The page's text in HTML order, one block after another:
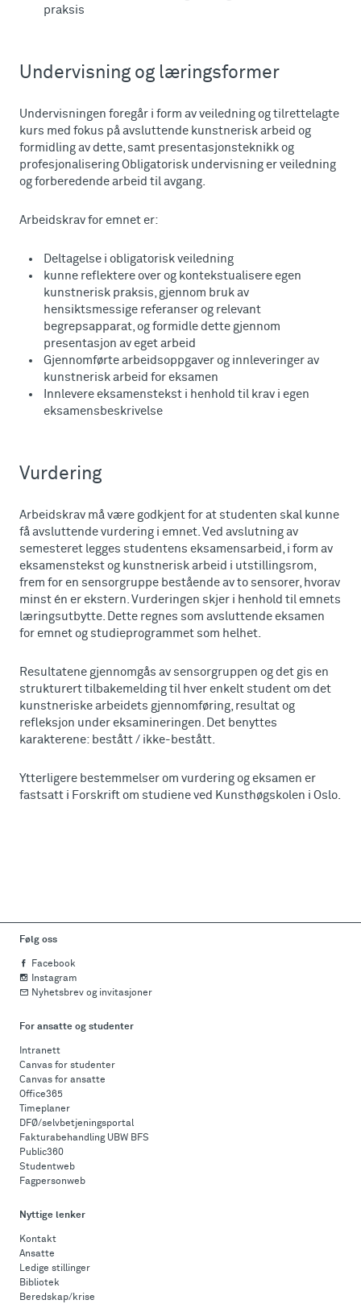
praksis
Undervisning og læringsformer
Undervisningen foregår i form av veiledning og tilrettelagte
kurs med fokus på avsluttende kunstnerisk arbeid og
formidling av dette, samt presentasjonsteknikk og
profesjonalisering Obligatorisk undervisning er veiledning
og forberedende arbeid til avgang.
Arbeidskrav for emnet er:
Deltagelse i obligatorisk veiledning
kunne reflektere over og kontekstualisere egen
kunstnerisk praksis, gjennom bruk av
hensiktsmessige referanser og relevant
begrepsapparat, og formidle dette gjennom
presentasjon av eget arbeid
Gjennomførte arbeidsoppgaver og innleveringer av
kunstnerisk arbeid for eksamen
Innlevere eksamenstekst i henhold til krav i egen
eksamensbeskrivelse
Vurdering
Arbeidskrav må være godkjent for at studenten skal kunne
få avsluttende vurdering i emnet. Ved avslutning av
semesteret legges studentens eksamensarbeid, i form av
eksamenstekst og kunstnerisk arbeid i utstillingsrom,
frem for en sensorgruppe bestående av to sensorer, hvorav
minst én er ekstern. Vurderingen skjer i henhold til emnets
læringsutbytte. Dette regnes som avsluttende eksamen
for emnet og studieprogrammet som helhet.
Resultatene gjennomgås av sensorgruppen og det gis en
strukturert tilbakemelding til hver enkelt student om det
kunstneriske arbeidets gjennomføring, resultat og
refleksjon under eksamineringen. Det benyttes
karakterene: bestått / ikke-bestått.
Ytterligere bestemmelser om vurdering og eksamen er
fastsatt i Forskrift om studiene ved Kunsthøgskolen i Oslo.
Følg oss
Facebook
Instagram
Nyhetsbrev og invitasjoner
For ansatte og studenter
Intranett
Canvas for studenter
Canvas for ansatte
Office365
Timeplaner
DFØ/selvbetjeningsportal
Fakturabehandling UBW BFS
Public360
Studentweb
Fagpersonweb
Nyttige lenker
Kontakt
Ansatte
Ledige stillinger
Bibliotek
Beredskap/krise